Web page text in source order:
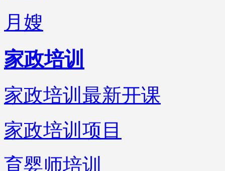
月嫂
家政培训
家政培训最新开课
家政培训项目
育婴师培训